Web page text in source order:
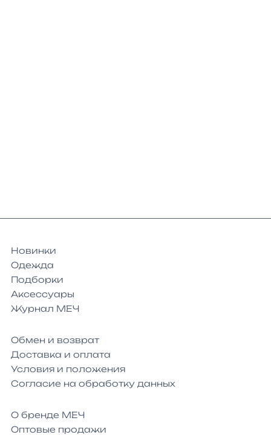
Новинки
Одежда
Подборки
Аксессуары
Журнал МЕЧ
Обмен и возврат
Доставка и оплата
Условия и положения
Согласие на обработку данных
О бренде МЕЧ
Оптовые продажи